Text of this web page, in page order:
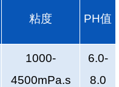
粘度 PH值
1000-
4500mPa.s
6.0-
8.0